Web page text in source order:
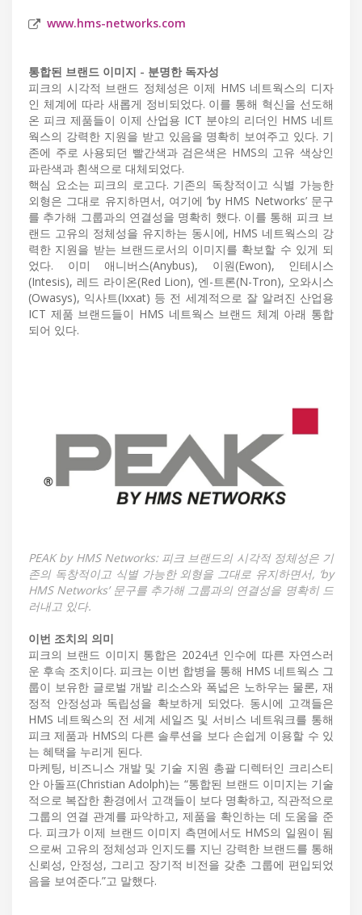
www.hms-networks.com
통합된 브랜드 이미지 - 분명한 독자성
피크의 시각적 브랜드 정체성은 이제 HMS 네트웍스의 디자
인 체계에 따라 새롭게 정비되었다. 이를 통해 혁신을 선도해
온 피크 제품들이 이제 산업용 ICT 분야의 리더인 HMS 네트
웍스의 강력한 지원을 받고 있음을 명확히 보여주고 있다. 기
존에 주로 사용되던 빨간색과 검은색은 HMS의 고유 색상인
파란색과 흰색으로 대체되었다.
핵심 요소는 피크의 로고다. 기존의 독창적이고 식별 가능한
외형은 그대로 유지하면서, 여기에 ‘by HMS Networks’ 문구
를 추가해 그룹과의 연결성을 명확히 했다. 이를 통해 피크 브
랜드 고유의 정체성을 유지하는 동시에, HMS 네트웍스의 강
력한 지원을 받는 브랜드로서의 이미지를 확보할 수 있게 되
었다. 이미 애니버스(Anybus), 이원(Ewon), 인테시스
(Intesis), 레드 라이온(Red Lion), 엔-트론(N-Tron), 오와시스
(Owasys), 익사트(Ixxat) 등 전 세계적으로 잘 알려진 산업용
ICT 제품 브랜드들이 HMS 네트웍스 브랜드 체계 아래 통합
되어 있다.
PEAK by HMS Networks: 피크 브랜드의 시각적 정체성은 기
존의 독창적이고 식별 가능한 외형을 그대로 유지하면서, ‘by
HMS Networks’ 문구를 추가해 그룹과의 연결성을 명확히 드
러내고 있다.
이번 조치의 의미
피크의 브랜드 이미지 통합은 2024년 인수에 따른 자연스러
운 후속 조치이다. 피크는 이번 합병을 통해 HMS 네트웍스 그
룹이 보유한 글로벌 개발 리소스와 폭넓은 노하우는 물론, 재
정적 안정성과 독립성을 확보하게 되었다. 동시에 고객들은
HMS 네트웍스의 전 세계 세일즈 및 서비스 네트워크를 통해
피크 제품과 HMS의 다른 솔루션을 보다 손쉽게 이용할 수 있
는 혜택을 누리게 된다.
마케팅, 비즈니스 개발 및 기술 지원 총괄 디렉터인 크리스티
안 아돌프(Christian Adolph)는 “통합된 브랜드 이미지는 기술
적으로 복잡한 환경에서 고객들이 보다 명확하고, 직관적으로
그룹의 연결 관계를 파악하고, 제품을 확인하는 데 도움을 준
다. 피크가 이제 브랜드 이미지 측면에서도 HMS의 일원이 됨
으로써 고유의 정체성과 인지도를 지닌 강력한 브랜드를 통해
신뢰성, 안정성, 그리고 장기적 비전을 갖춘 그룹에 편입되었
음을 보여준다.”고 말했다.